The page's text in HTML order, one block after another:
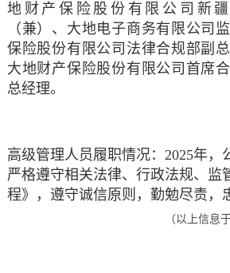
地财产保险股份有限公司新
（兼）、大地电子商务有限公司
保险股份有限公司法律合规部副
大地财产保险股份有限公司 首席
总经理。
高级管理人员履职情况：2025年，
严格遵守相关法律、行政法规、监
程》，遵守诚信原则，勤勉尽责，
（以上信息